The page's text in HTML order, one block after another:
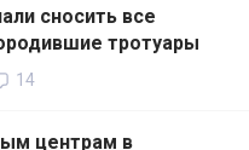
сносить все
тротуары
14
центрам в